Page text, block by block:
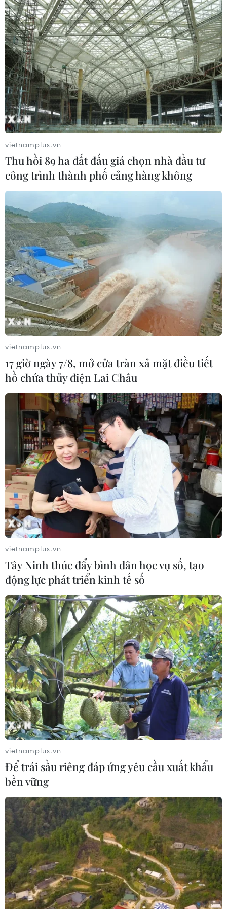
TIN CÙNG CHUYÊN MỤC
Ngày hội Văn hóa dân tộc Mông lần
thứ 4 sẽ diễn ra tại Điện Biên vào
tháng 10
07/08/2026 09:10
Bản Lồng - nơi văn hóa Mông hòa
nhịp cùng du lịch cộng đồng giữa
cổng trời Pha Đin
07/08/2026 08:31
Miss Galaxy Vietnam 2026: Sân chơi
nhan sắc khác biệt với dấu ấn công
nghệ
07/08/2026 07:40
vietnamplus.vn
Thu hồi 89 ha đất đấu giá chọn nhà đầu tư
công trình thành phố cảng hàng không
vietnamplus.vn
17 giờ ngày 7/8, mở cửa tràn xả mặt điều tiết
hồ chứa thủy điện Lai Châu
vietnamplus.vn
Tây Ninh thúc đẩy bình dân học vụ số, tạo
động lực phát triển kinh tế số
vietnamplus.vn
Để trái sầu riêng đáp ứng yêu cầu xuất khẩu
bền vững